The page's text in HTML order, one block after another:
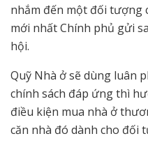
nhắm đến một đối tượng
mới nhất Chính phủ gửi
hội.
Quỹ Nhà ở sẽ dùng luân
chính sách đáp ứng thì
điều kiện mua nhà ở
căn nhà đó dành cho đối